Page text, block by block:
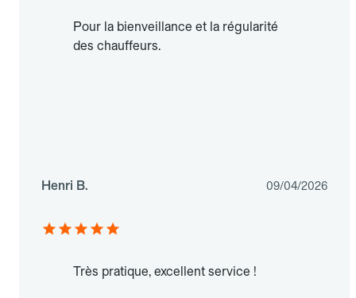
Pour la bienveillance et la régularité
des chauffeurs.
Henri B. 09/04/2026
Très pratique, excellent service !